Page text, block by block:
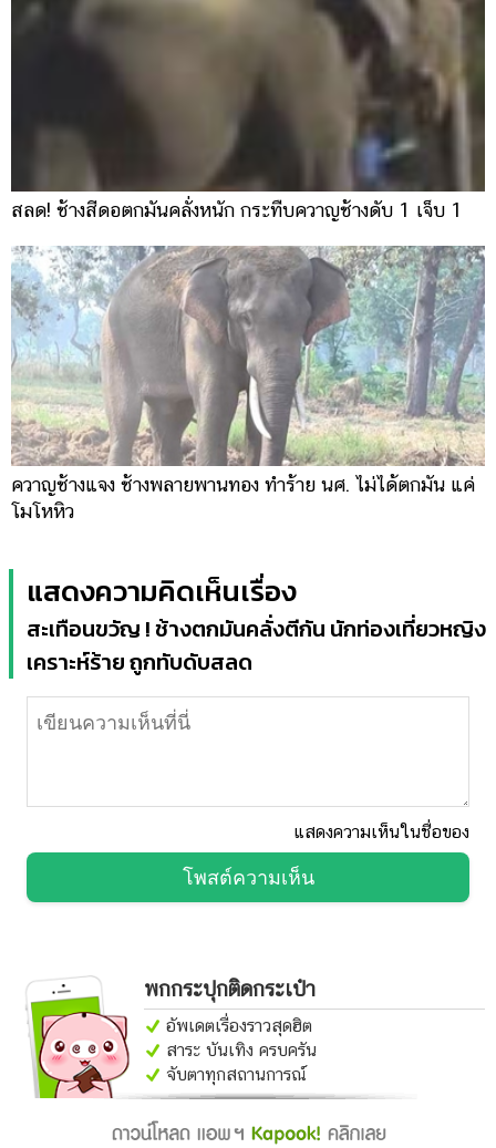
สลด! ช้างสีดอตกมันคลั่งหนัก กระทืบควาญช้างดับ 1 เจ็บ 1
ควาญช้างแจง ช้างพลายพานทอง ทำร้าย นศ. ไม่ได้ตกมัน แค่
โมโหหิว
แสดงความคิดเห็นเรื่อง
สะเทือนขวัญ ! ช้างตกมันคลั่งตีกัน นักท่องเที่ยวหญิง
เคราะห์ร้าย ถูกทับดับสลด
แสดงความเห็นในชื่อของ
โพสต์ความเห็น
พกกระปุกติดกระเป๋า
อัพเดตเรื่องราวสุดฮิต
สาระ บันเทิง ครบครัน
จับตาทุกสถานการณ์